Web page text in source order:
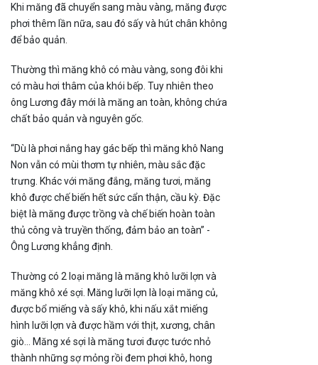
Khi măng đã chuyển sang màu vàng, măng được
phơi thêm lần nữa, sau đó sấy và hút chân không
để bảo quản.
Thường thì măng khô có màu vàng, song đôi khi
có màu hơi thâm của khói bếp. Tuy nhiên theo
ông Lương đây mới là măng an toàn, không chứa
chất bảo quản và nguyên gốc.
“Dù là phơi nắng hay gác bếp thì măng khô Nang
Non vẫn có mùi thơm tự nhiên, màu sắc đặc
trưng. Khác với măng đắng, măng tươi, măng
khô được chế biến hết sức cẩn thận, cầu kỳ. Đặc
biệt là măng được trồng và chế biến hoàn toàn
thủ công và truyền thống, đảm bảo an toàn” -
Ông Lương khẳng định.
Thường có 2 loại măng là măng khô lưỡi lợn và
măng khô xé sợi. Măng lưỡi lợn là loại măng củ,
được bổ miếng và sấy khô, khi nấu xắt miếng
hình lưỡi lợn và được hầm với thịt, xương, chân
giò… Măng xé sợi là măng tươi được tước nhỏ
thành những sợ mỏng rồi đem phơi khô, hong